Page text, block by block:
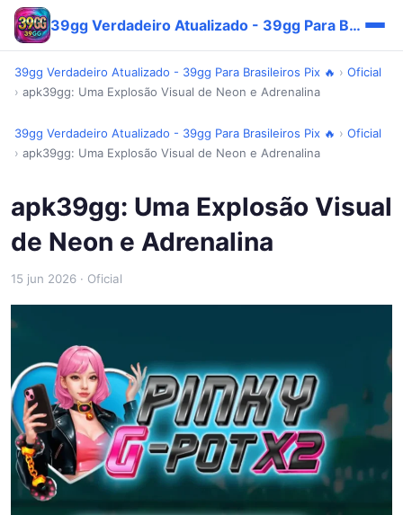
39gg Verdadeiro Atualizado - 39gg Para Brasileiros Pix 🔥
39gg Verdadeiro Atualizado - 39gg Para Brasileiros Pix 🔥 › Oficial
› apk39gg: Uma Explosão Visual de Neon e Adrenalina
39gg Verdadeiro Atualizado - 39gg Para Brasileiros Pix 🔥 › Oficial
› apk39gg: Uma Explosão Visual de Neon e Adrenalina
apk39gg: Uma Explosão Visual
de Neon e Adrenalina
15 jun 2026 · Oficial